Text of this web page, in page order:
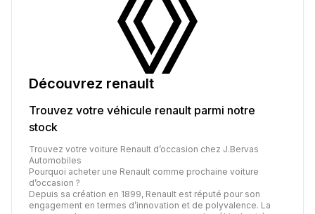
Découvrez renault
Trouvez votre véhicule renault parmi notre
stock
Trouvez votre voiture Renault d’occasion chez J.Bervas
Automobiles
Pourquoi acheter une Renault comme prochaine voiture
d’occasion ?
Depuis sa création en 1899, Renault est réputé pour son
engagement en termes d’innovation et de polyvalence. La